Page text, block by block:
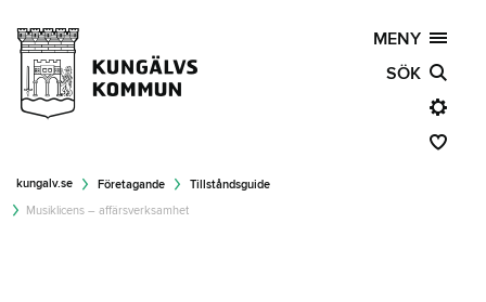
MENY
SÖK
kungalv.se Företagande
Tillståndsguide
Musiklicens – affärsverksamhet